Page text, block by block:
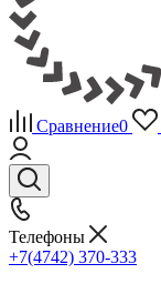
Сравнение0
Телефоны
+7(4742) 370-333